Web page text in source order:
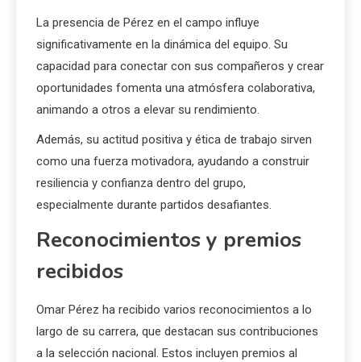
La presencia de Pérez en el campo influye
significativamente en la dinámica del equipo. Su
capacidad para conectar con sus compañeros y crear
oportunidades fomenta una atmósfera colaborativa,
animando a otros a elevar su rendimiento.
Además, su actitud positiva y ética de trabajo sirven
como una fuerza motivadora, ayudando a construir
resiliencia y confianza dentro del grupo,
especialmente durante partidos desafiantes.
Reconocimientos y premios
recibidos
Omar Pérez ha recibido varios reconocimientos a lo
largo de su carrera, que destacan sus contribuciones
a la selección nacional. Estos incluyen premios al